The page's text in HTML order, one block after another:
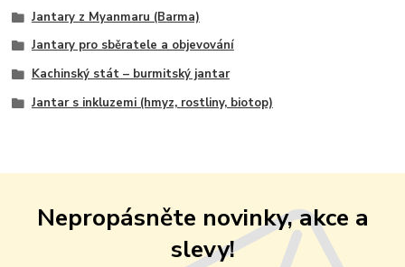
Jantary z Myanmaru (Barma)
Jantary pro sběratele a objevování
Kachinský stát – burmitský jantar
Jantar s inkluzemi (hmyz, rostliny, biotop)
Nepropásněte novinky, akce a
slevy!